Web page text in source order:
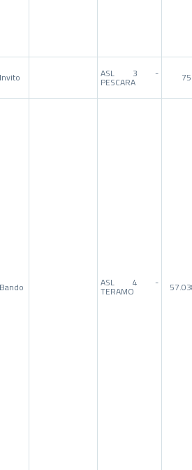
Invito ASL 3 -
PESCARA
Bando ASL 4 -
TERAMO